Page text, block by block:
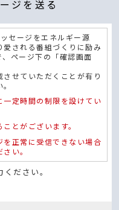
ジを送る
セージをエネルギー源
される番組づくりに励み
ページ下の「確認画面
せていただくことが有り
定時間の制限を設けてい
とがございます。
正常に受信できない場合
い。
ださい。